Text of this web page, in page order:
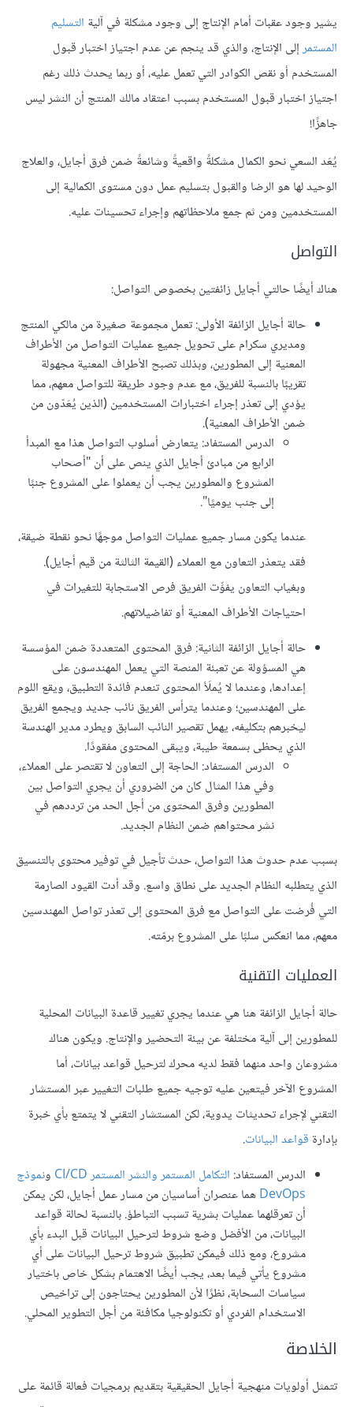
يشير وجود عقبات أمام الإنتاج إلى وجود مشكلة في آلية التسليم
المستمرإلى الإنتاج، والذي قد ينجم عن عدم اجتياز اختبار قبول
المستخدم أو نقص الكوادر التي تعمل عليه، أو ربما يحدث ذلك رغم
اجتياز اختبار قبول المستخدم بسبب اعتقاد مالك المنتج أن النشر ليس
جاهزًا!
يُعَد السعي نحو الكمال مشكلةً واقعيةً وشائعةً ضمن فرق أجايل، والعلاج
الوحيد لها هو الرضا والقبول بتسليم عمل دون مستوى الكمالية إلى
المستخدمين ومن ثم جمع ملاحظاتهم وإجراء تحسينات عليه.
التواصل
هناك أيضًا حالتي أجايل زائفتين بخصوص التواصل:
حالة أجايل الزائفة الأولى: تعمل مجموعة صغيرة من مالكي المنتج
ومديري سكرام على تحويل جميع عمليات التواصل من الأطراف
المعنية إلى المطورين، وبذلك تصبح الأطراف المعنية مجهولة
تقريبًا بالنسبة للفريق، مع عدم وجود طريقة للتواصل معهم، مما
يؤدي إلى تعذر إجراء اختبارات المستخدمين (الذين يُعَدّون من
ضمن الأطراف المعنية).
الدرس المستفاد: يتعارض أسلوب التواصل هذا مع المبدأ
الرابع من مبادئ أجايل الذي ينص على أن "أصحاب
المشروع والمطورين يجب أن يعملوا على المشروع جنبًا
إلى جنب يوميًا".
عندما يكون مسار جميع عمليات التواصل موجهًا نحو نقطة ضيقة،
فقد يتعذر التعاون مع العملاء (القيمة الثالثة من قيم أجايل).
وبغياب التعاون يفوِّت الفريق فرص الاستجابة للتغيرات في
احتياجات الأطراف المعنية أو تفاضيلاتهم.
حالة أجايل الزائفة الثانية: فرق المحتوى المتعددة ضمن المؤسسة
هي المسؤولة عن تعبئة المنصة التي يعمل المهندسون على
إعدادها، وعندما لا يُملَأ المحتوى تنعدم فائدة التطبيق، ويقع اللوم
على المهندسين؛ وعندما يترأس الفريق نائب جديد ويجمع الفريق
ليخبرهم بتكليفه، يهمل تقصير النائب السابق ويطرد مدير الهندسة
الذي يحظى بسمعة طيبة، ويبقى المحتوى مفقودًا.
الدرس المستفاد: الحاجة إلى التعاون لا تقتصر على العملاء،
وفي هذا المثال كان من الضروري أن يجري التواصل بين
المطورين وفرق المحتوى من أجل الحد من ترددهم في
نشر محتواهم ضمن النظام الجديد.
بسبب عدم حدوث هذا التواصل، حدث تأجيل في توفير محتوى بالتنسيق
الذي يتطلبه النظام الجديد على نطاق واسع. وقد أدت القيود الصارمة
التي فُرضت على التواصل مع فرق المحتوى إلى تعذر تواصل المهندسين
معهم، مما انعكس سلبًا على المشروع برمّته.
العمليات التقنية
حالة أجايل الزائفة هنا هي عندما يجري تغيير قاعدة البيانات المحلية
للمطورين إلى آلية مختلفة عن بيئة التحضير والإنتاج. ويكون هناك
مشروعان واحد منهما فقط لديه محرك لترحيل قواعد بيانات، أما
المشروع الآخر فيتعين عليه توجيه جميع طلبات التغيير عبر المستشار
التقني لإجراء تحديثات يدوية، لكن المستشار التقني لا يتمتع بأي خبرة
بإدارة قواعد البيانات.
الدرس المستفاد: التكامل المستمر والنشر المستمر CI/CD ونموذج
DevOpsهما عنصران أساسيان من مسار عمل أجايل، لكن يمكن
أن تعرقلهما عمليات بشرية تسبب التباطؤ. بالنسبة لحالة قواعد
البيانات، من الأفضل وضع شروط لترحيل البيانات قبل البدء بأي
مشروع، ومع ذلك فيمكن تطبيق شروط ترحيل البيانات على أي
مشروع يأتي فيما بعد، يجب أيضًا الاهتمام بشكل خاص باختيار
سياسات السحابة، نظرًا لأن المطورين يحتاجون إلى تراخيص
الاستخدام الفردي أو تكنولوجيا مكافئة من أجل التطوير المحلي.
الخلاصة
تتمثل أولويات منهجية أجايل الحقيقية بتقديم برمجيات فعالة قائمة على